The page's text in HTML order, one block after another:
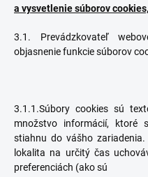
a vysvetlenie súborov
3.1. Prevádzkovateľ
objasnenie funkcie súborov
3.1.1.Súbory cookies sú
množstvo informácií, ktoré
stiahnu do vášho
lokalita na určitý čas
preferenciách (ako sú